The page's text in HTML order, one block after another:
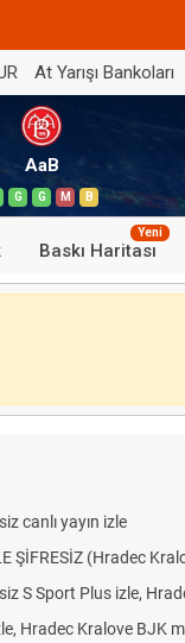
At Yarışı Bankoları
AaB
G G M B
Baskı Haritası
Yeni
canlı yayın izle
ŞİFRESİZ (Hradec
S Sport Plus izle,
Hradec Kralove BJK